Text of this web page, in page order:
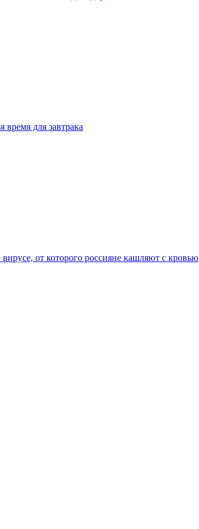
время для завтрака
от которого россияне кашляют с кровью